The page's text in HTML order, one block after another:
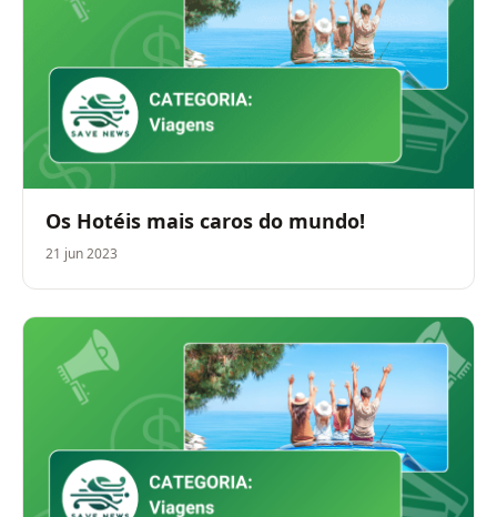
Os Hotéis mais caros do mundo!
21 jun 2023